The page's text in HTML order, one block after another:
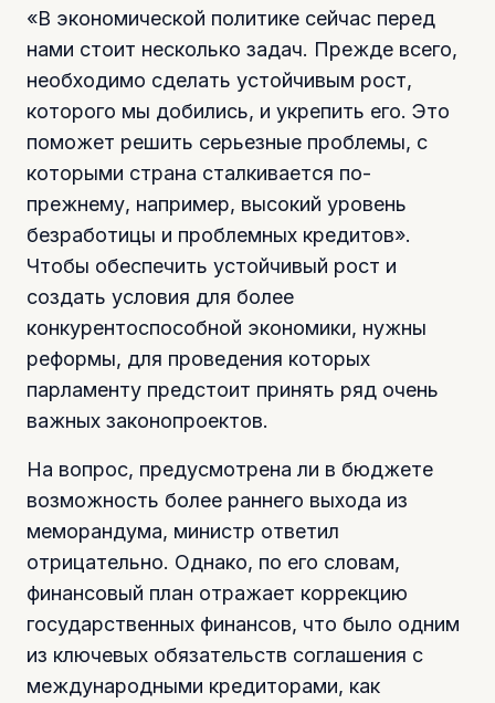
«В экономической политике сейчас перед
нами стоит несколько задач. Прежде всего,
необходимо сделать устойчивым рост,
которого мы добились, и укрепить его. Это
поможет решить серьезные проблемы, с
которыми страна сталкивается по-
прежнему, например, высокий уровень
безработицы и проблемных кредитов».
Чтобы обеспечить устойчивый рост и
создать условия для более
конкурентоспособной экономики, нужны
реформы, для проведения которых
парламенту предстоит принять ряд очень
важных законопроектов.
На вопрос, предусмотрена ли в бюджете
возможность более раннего выхода из
меморандума, министр ответил
отрицательно. Однако, по его словам,
финансовый план отражает коррекцию
государственных финансов, что было одним
из ключевых обязательств соглашения с
международными кредиторами, как